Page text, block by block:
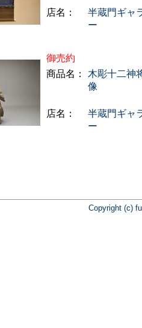
店名：
半蔵門ギャ
ー
御売約
商品名：
木彫十二神
像
店名：
半蔵門ギャ
ー
Copyright (c)